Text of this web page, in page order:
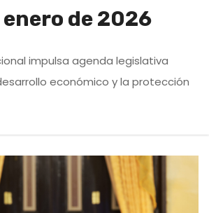
enero de 2026
impulsa agenda legislativa
económico y la protección